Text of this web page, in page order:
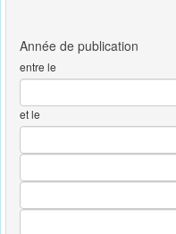
entre le
et le